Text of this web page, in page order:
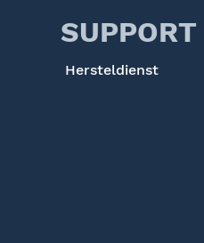
SUPPORT
Hersteldienst